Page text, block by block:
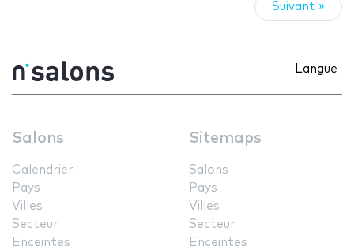
Suivant »
Langue
Salons
Calendrier
Pays
Villes
Secteur
Enceintes
Sitemaps
Salons
Pays
Villes
Secteur
Enceintes